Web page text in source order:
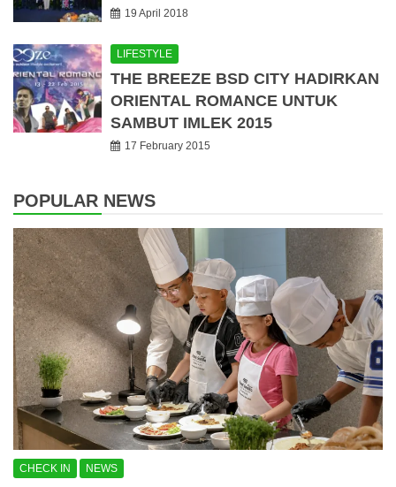
19 April 2018
LIFESTYLE
THE BREEZE BSD CITY HADIRKAN
ORIENTAL ROMANCE UNTUK
SAMBUT IMLEK 2015
17 February 2015
POPULAR NEWS
CHECK IN NEWS